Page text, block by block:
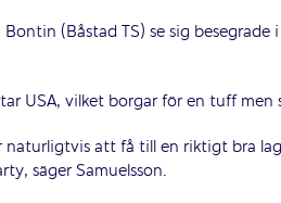
(Båstad TS) se sig
USA, vilket borgar för en tuff
att få till en riktigt bra
säger Samuelsson.